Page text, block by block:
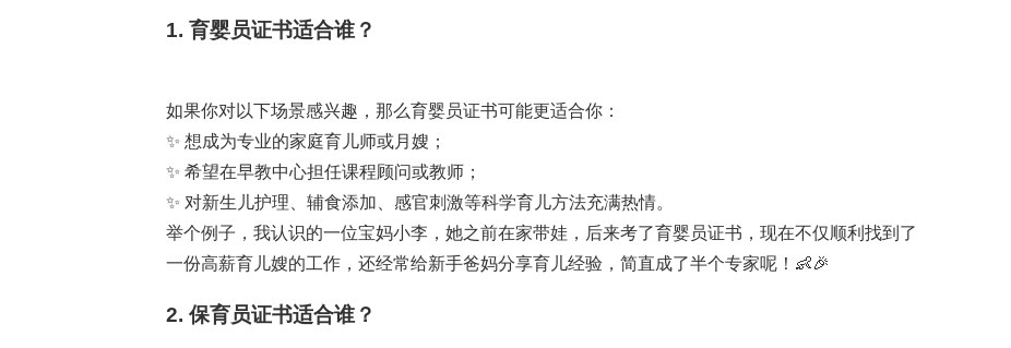
1. 育婴员证书适合谁？
如果你对以下场景感兴趣，那么育婴员证书可能更适合你：
✨ 想成为专业的家庭育儿师或月嫂；
✨ 希望在早教中心担任课程顾问或教师；
✨ 对新生儿护理、辅食添加、感官刺激等科学育儿方法充满热情。
举个例子，我认识的一位宝妈小李，她之前在家带娃，后来考了育婴员证书，现在不仅顺利找到了
一份高薪育儿嫂的工作，还经常给新手爸妈分享育儿经验，简直成了半个专家呢！👶🎉
2. 保育员证书适合谁？